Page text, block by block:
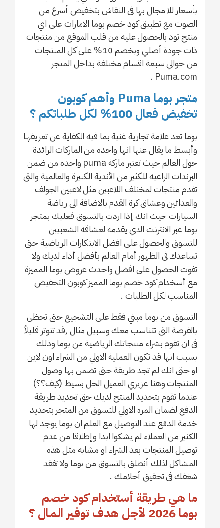
بأسعار للا مجال بها فى النقاش بتخفيض أسرع من
الصوت مع تطبيق كود خصم بوما الامارات على اي
منتج تود بالحصول عليه من قلب الموقع من منتجات
ذات جودة أصلي وبخصم 10% على كل المنتجات
من حوالي سبعة اقسام مختلفة بداخل المتجر
Puma.com .
متجر بوما Puma وأهم كوبون
تخفيض فعال 100% لكل طلباتكم ؟
بوما تعد علامة تجارية غنية بما فيه الكفاية عن تعريفهـا
وأبسط ما يقال عنها انها واحده من الماركات الرائدة
حول العالم حيث تعتبر ماركة puma واحده من ضمن
البرندات الراعيه للكثير من الأندية الكبيرة والعالمية والتى
تقدم منتجات لمختلف اللاعبين مثل لاعبين الجولف
والعدائين وعشاق كرة القدم بالاضافة الى رياضة
السيارات حيث انك إذا اردت بالتسوق فعليك بمتجر
بوما عبر الانترنت الذي يقدمه لعشاقه الشعبيين
للتسوق والحصول على افضل الابتكارات الرياضية حتى
تساعدك فى الظهور أمام العالم بأفضل أداء لديك ولا
تفوت الحصول على افضل واحدث عروض بوما المميزة
مع أسخدام كود خصم بوما المميز كوبون التخفيض
المناسب لكل الطلبات .
التسوق من بوما مبني فقط على التشجيع حتى تحظى
بالفرصة التى تتناسب معك وسبيل مثال ,قد تتوتر قليلاً
فى ان تقوم بشراء منتجاتك الرياضية من بوما وذلك
بسبب انها قد تكون العملية الاولي من الشراء اون لاين
او حتى انك لم تجد طريقة حتى تضمن بها وصول
المنتجات وهنا عزيزي العميل الحل بسيط (كيف؟؟)
عندما تقوم بتحديد المنتج لديك حق تحديد طريقة
الدفع لضمان المره الاولي للتسوق من المتجر بتحديد
خدمة الدفع عند التوصيل مع العلم ان بوما يوجد لها
الكثير من العملاء لم يشكوا ابدا وإطلاقا من عدم
توصيل المنتجات بعد الشراء او مشابه مثل هذه
المشاكل لذلك أنطلق بالتسوق من بوما ولا تفقد
شغفك فى تحقيق أحلامك .
ما هي طريقة أستخدام كود خصم
بوما 2026 لأجل هدف توفير المـال ؟